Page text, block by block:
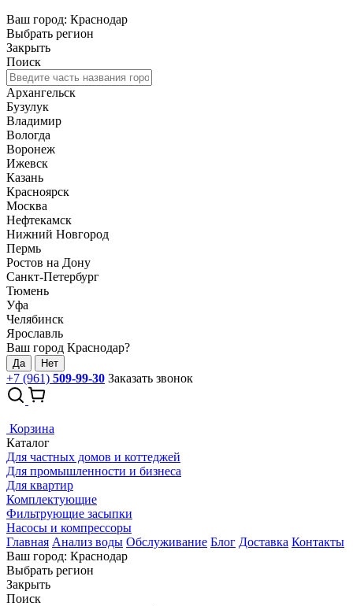
Ваш город: Краснодар
Выбрать регион
Закрыть
Поиск
Архангельск
Бузулук
Владимир
Вологда
Воронеж
Ижевск
Казань
Красноярск
Москва
Нефтекамск
Нижний Новгород
Пермь
Ростов на Дону
Санкт-Петербург
Тюмень
Уфа
Челябинск
Ярославль
Ваш город Краснодар?
Да Нет
+7 (961) 509-99-30 Заказать звонок
Корзина
Каталог
Для частных домов и коттеджей
Для промышленности и бизнеса
Для квартир
Комплектующие
Фильтрующие засыпки
Насосы и компрессоры
Главная Анализ воды Обслуживание Блог Доставка Контакты
Ваш город: Краснодар
Выбрать регион
Закрыть
Поиск